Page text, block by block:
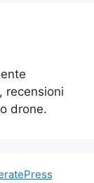
recensioni
drone.